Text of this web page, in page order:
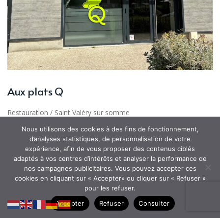
Aux plats Q
Restauration / Saint Valéry sur somme
Nous utilisons des cookies à des fins de fonctionnement,
d’analyses statistiques, de personnalisation de votre
expérience, afin de vous proposer des contenus ciblés
adaptés à vos centres d’intérêts et analyser la performance de
nos campagnes publicitaires. Vous pouvez accepter ces
cookies en cliquant sur « Accepter» ou cliquer sur « Refuser »
pour les refuser.
Accepter
Refuser Consulter